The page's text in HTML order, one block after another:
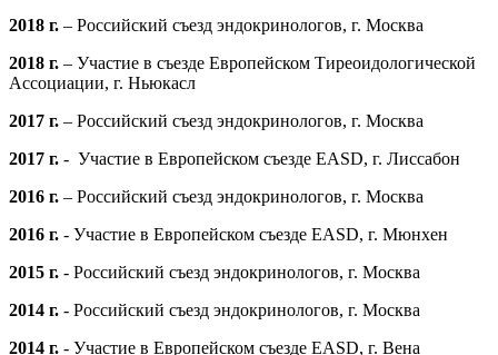
2018 г. – Российский съезд эндокринологов, г. Москва
2018 г. – Участие в съезде Европейском Тиреоидологической
Ассоциации, г. Ньюкасл
2017 г. – Российский съезд эндокринологов, г. Москва
2017 г. - Участие в Европейском съезде EASD, г. Лиссабон
2016 г. – Российский съезд эндокринологов, г. Москва
2016 г. - Участие в Европейском съезде EASD, г. Мюнхен
2015 г. - Российский съезд эндокринологов, г. Москва
2014 г. - Российский съезд эндокринологов, г. Москва
2014 г. - Участие в Европейском съезде EASD, г. Вена